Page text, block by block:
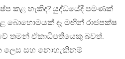
කළ හැකිද? යුද්ධයේදී පමණක්
බොහොමයක් දෑ මඟින් රාජපක්ෂ
තමන් ඒකාධිපතියෙකු බවත්.
ලෙස සහ නොහැකිනම්